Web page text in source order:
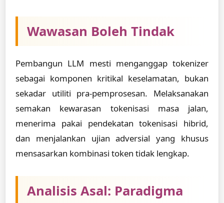
Wawasan Boleh Tindak
Pembangun LLM mesti menganggap tokenizer
sebagai komponen kritikal keselamatan, bukan
sekadar utiliti pra-pemprosesan. Melaksanakan
semakan kewarasan tokenisasi masa jalan,
menerima pakai pendekatan tokenisasi hibrid,
dan menjalankan ujian adversial yang khusus
mensasarkan kombinasi token tidak lengkap.
Analisis Asal: Paradigma